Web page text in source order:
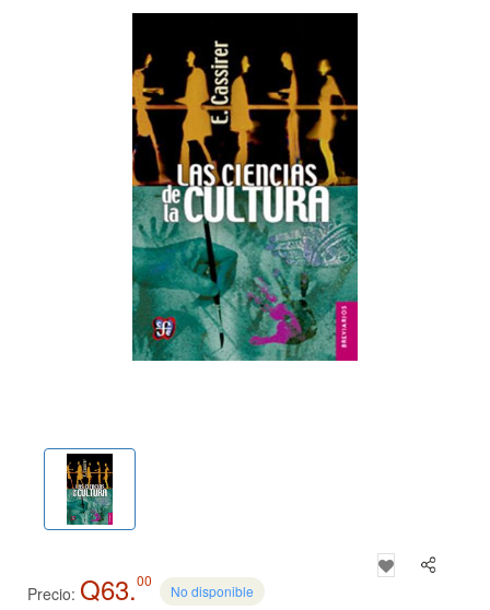
Precio: Q63.00
No disponible